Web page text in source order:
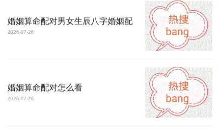
婚姻算命配对男女生辰八字婚姻配
2026-07-26
婚姻算命配对怎么看
2026-07-26